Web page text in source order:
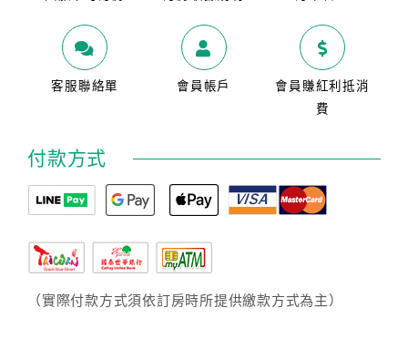
客服聯絡單 會員帳戶
會員賺紅利抵消
費
付款方式
（實際付款方式須依訂房時所提供繳款方式為主）